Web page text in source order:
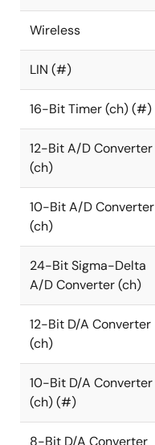
Wireless
LIN (#)
16-Bit Timer (ch) (#)
12-Bit A/D Converter
(ch)
10-Bit A/D Converter
(ch)
24-Bit Sigma-Delta
A/D Converter (ch)
12-Bit D/A Converter
(ch)
10-Bit D/A Converter
(ch) (#)
8-Bit D/A Converter